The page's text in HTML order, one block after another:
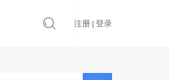
注册 登录